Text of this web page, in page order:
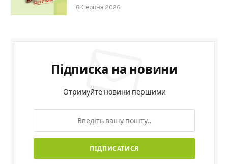
8 Серпня 2026
Підписка на новини
Отримуйте новини першими